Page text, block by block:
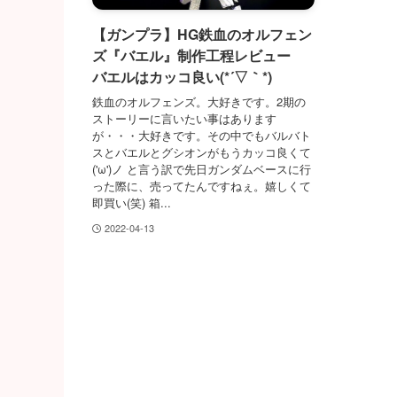
【ガンプラ】HG鉄血のオルフェン
ズ『バエル』制作工程レビュー
バエルはカッコ良い(*´▽｀*)
鉄血のオルフェンズ。大好きです。2期の
ストーリーに言いたい事はあります
が・・・大好きです。その中でもバルバト
スとバエルとグシオンがもうカッコ良くて
('ω')ノ と言う訳で先日ガンダムベースに行
った際に、売ってたんですねぇ。嬉しくて
即買い(笑) 箱...
2022-04-13